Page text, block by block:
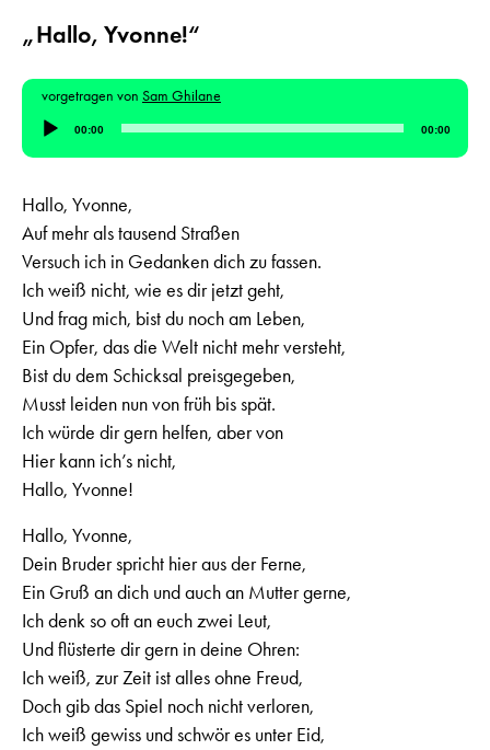
„Hallo, Yvonne!“
vorgetragen von Sam Ghilane
Audio-
Player
00:00 00:00
Hallo, Yvonne,
Auf mehr als tausend Straßen
Versuch ich in Gedanken dich zu fassen.
Ich weiß nicht, wie es dir jetzt geht,
Und frag mich, bist du noch am Leben,
Ein Opfer, das die Welt nicht mehr versteht,
Bist du dem Schicksal preisgegeben,
Musst leiden nun von früh bis spät.
Ich würde dir gern helfen, aber von
Hier kann ich’s nicht,
Hallo, Yvonne!
Hallo, Yvonne,
Dein Bruder spricht hier aus der Ferne,
Ein Gruß an dich und auch an Mutter gerne,
Ich denk so oft an euch zwei Leut,
Und flüsterte dir gern in deine Ohren:
Ich weiß, zur Zeit ist alles ohne Freud,
Doch gib das Spiel noch nicht verloren,
Ich weiß gewiss und schwör es unter Eid,